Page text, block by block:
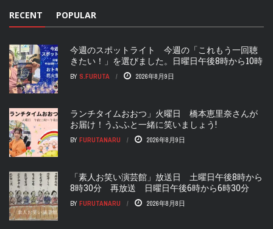
RECENT POPULAR
今週のスポットライト 今週の「これもう一回聴
きたい！」を選びました。日曜日午後8時から10時
BY S.FURUTA 2026年8月9日
ランチタイムおおつ」火曜日 橋本恵里奈さんが
お届け！うふふと一緒に笑いましょう!
BY FURUTANARU 2026年8月9日
「素人お笑い演芸館」放送日 土曜日午後8時から
8時30分 再放送 日曜日午後6時から6時30分
BY FURUTANARU 2026年8月8日